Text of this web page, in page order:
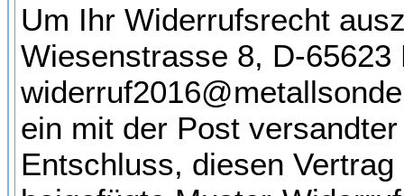
Um Ihr Widerrufsrecht
Wiesenstrasse 8, D-
ein mit der Post
Entschluss, diesen